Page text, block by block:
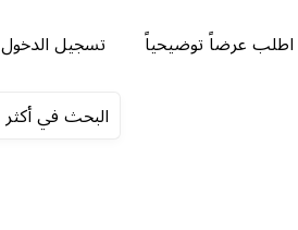
اطلب عرضاً توضيحياً تسجيل الدخول